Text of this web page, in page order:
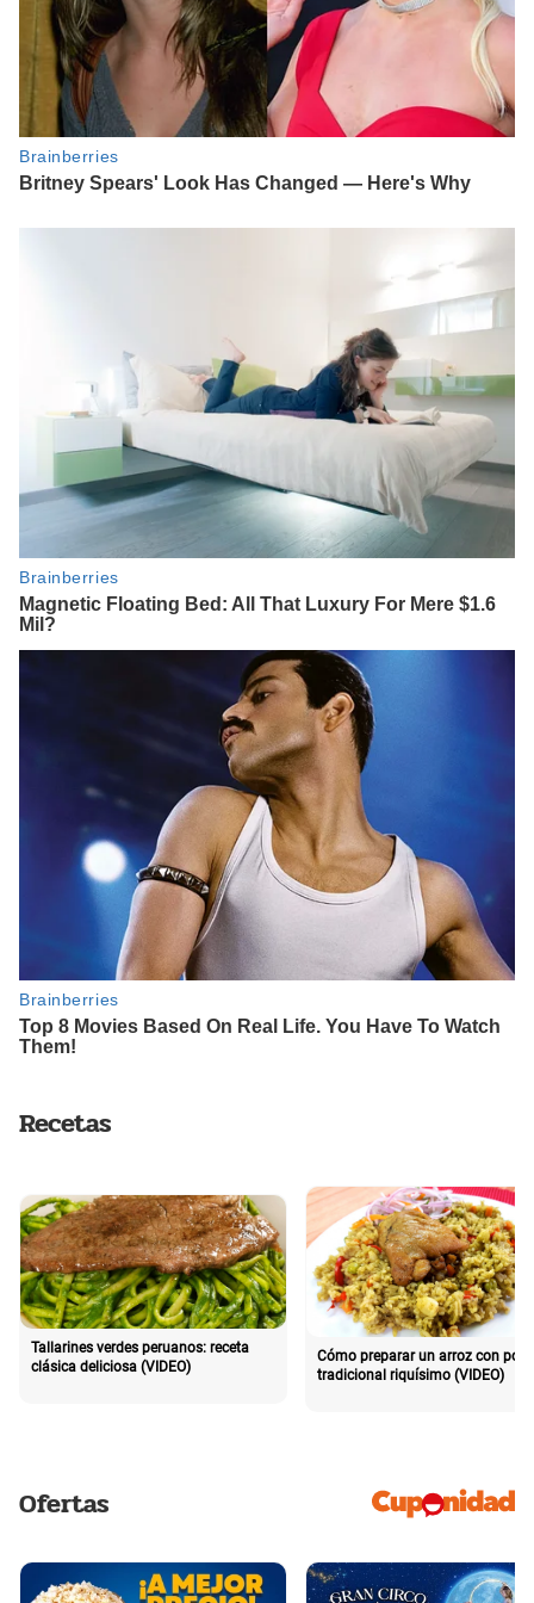
Recetas
Tallarines verdes peruanos: receta
clásica deliciosa (VIDEO)
Cómo preparar un arroz con pollo
tradicional riquísimo (VIDEO)
Ofertas